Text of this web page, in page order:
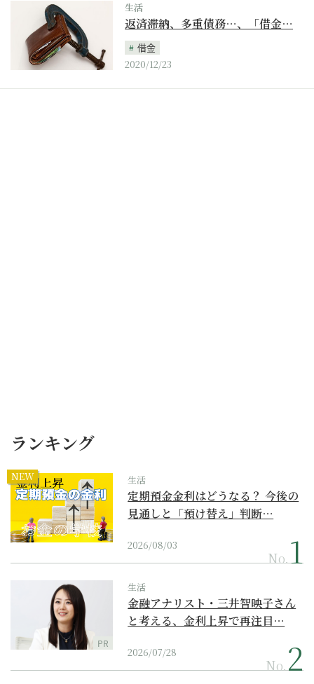
生活
返済滞納、多重債務…、「借金…
借金
2020/12/23
ランキング
NEW 生活
定期預金金利はどうなる？ 今後の
見通しと「預け替え」判断…
2026/08/03
No.
PR
生活
金融アナリスト・三井智映子さん
と考える、金利上昇で再注目…
2026/07/28
No.